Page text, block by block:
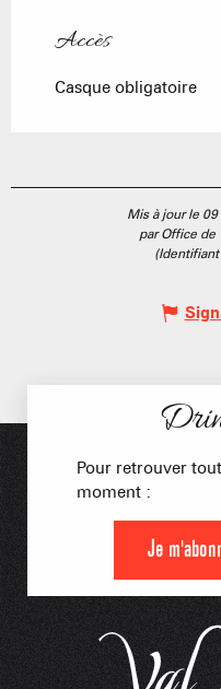
Accès
Accès
Casque obligatoire
Mis à jour le
par Office de
Pour retrouver
moment :
Je